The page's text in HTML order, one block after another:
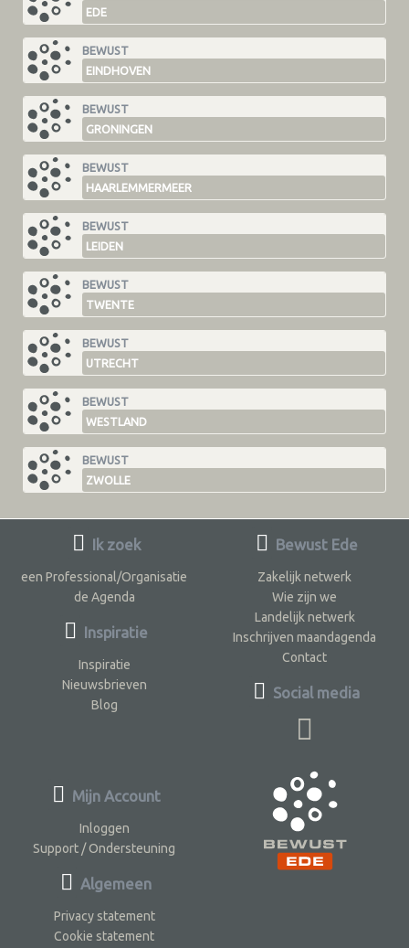
EDE
BEWUST
EINDHOVEN
BEWUST
GRONINGEN
BEWUST
HAARLEMMERMEER
BEWUST
LEIDEN
BEWUST
TWENTE
BEWUST
UTRECHT
BEWUST
WESTLAND
BEWUST
ZWOLLE
Ik zoek
een Professional/Organisatie
de Agenda
Inspiratie
Inspiratie
Nieuwsbrieven
Blog
Bewust Ede
Zakelijk netwerk
Wie zijn we
Landelijk netwerk
Inschrijven maandagenda
Contact
Social media
Mijn Account
Inloggen
Support / Ondersteuning
Algemeen
Privacy statement
Cookie statement